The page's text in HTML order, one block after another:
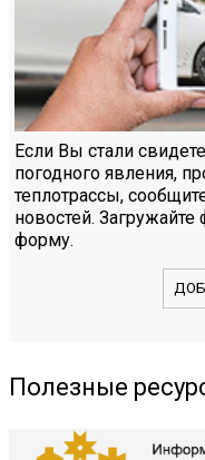
Если Вы стали
погодного явления,
теплотрассы,
новостей.
форму.
Полезные